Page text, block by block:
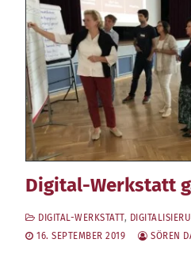
Digital-Werkstatt
DIGITAL-WERKSTATT,
16. SEPTEMBER 2019
SÖREN